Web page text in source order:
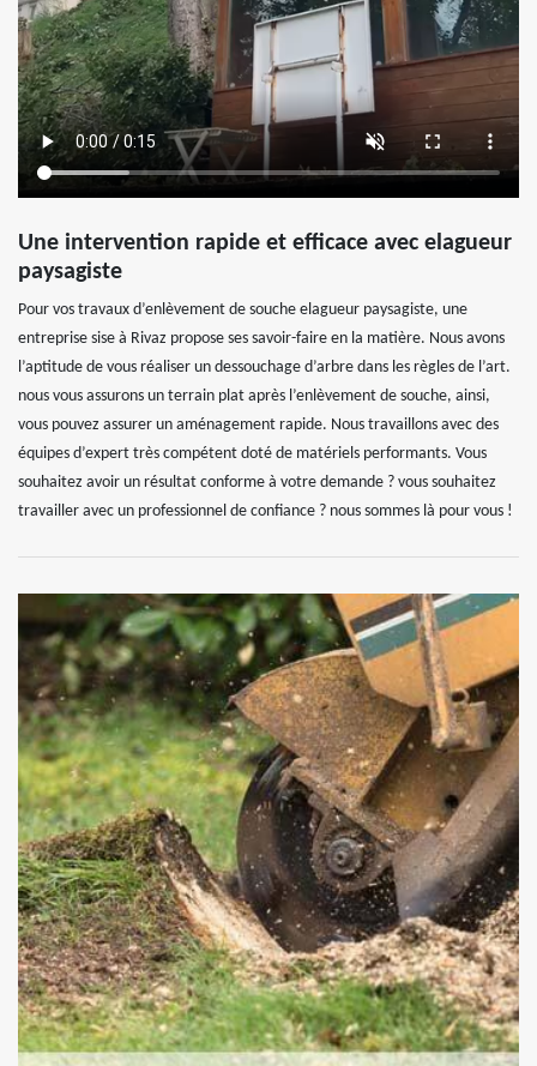
Une intervention rapide et efficace avec elagueur
paysagiste
Pour vos travaux d’enlèvement de souche elagueur paysagiste, une
entreprise sise à Rivaz propose ses savoir-faire en la matière. Nous avons
l’aptitude de vous réaliser un dessouchage d’arbre dans les règles de l’art.
nous vous assurons un terrain plat après l’enlèvement de souche, ainsi,
vous pouvez assurer un aménagement rapide. Nous travaillons avec des
équipes d’expert très compétent doté de matériels performants. Vous
souhaitez avoir un résultat conforme à votre demande ? vous souhaitez
travailler avec un professionnel de confiance ? nous sommes là pour vous !